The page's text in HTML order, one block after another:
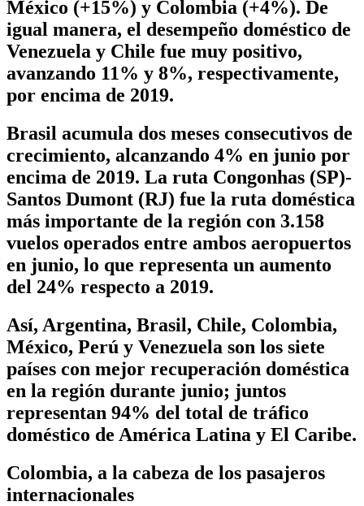
México (+15%) y Colombia (+4%). De
igual manera, el desempeño doméstico de
Venezuela y Chile fue muy positivo,
avanzando 11% y 8%, respectivamente,
por encima de 2019.
Brasil acumula dos meses consecutivos de
crecimiento, alcanzando 4% en junio por
encima de 2019. La ruta Congonhas (SP)-
Santos Dumont (RJ) fue la ruta doméstica
más importante de la región con 3.158
vuelos operados entre ambos aeropuertos
en junio, lo que representa un aumento
del 24% respecto a 2019.
Así, Argentina, Brasil, Chile, Colombia,
México, Perú y Venezuela son los siete
países con mejor recuperación doméstica
en la región durante junio; juntos
representan 94% del total de tráfico
doméstico de América Latina y El Caribe.
Colombia, a la cabeza de los pasajeros
internacionales